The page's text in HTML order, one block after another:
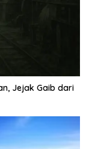
Jejak Gaib dari